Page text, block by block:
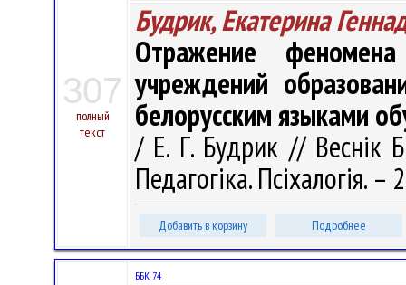
307
полный
текст
Будрик, Екатерина
Отражение
учреждений
белорусским языками
/ Е. Г. Будрик // Веснік
Педагогіка. Псіхалогія.
Добавить в корзину Подробнее
ББК 74